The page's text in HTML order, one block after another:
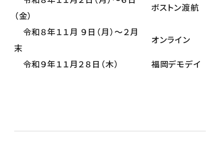
（金）
ボストン渡航
令和８年１１月 ９日（月）～２月
末
オンライン
令和９年１１月２８日（木） 福岡デモデイ